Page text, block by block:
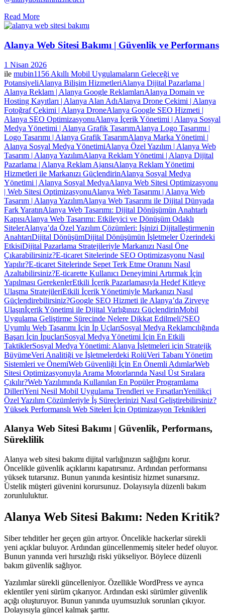
Read More
Alanya Web Sitesi Bakımı | Güvenlik ve Performans
1 Nisan 2026
ile mubin1156 Akıllı Mobil Uygulamaların Geleceği ve
PotansiyeliAlanya Bilişim HizmetleriAlanya Dijital Pazarlama |
Alanya Reklam | Alanya Google ReklamlarıAlanya Domain ve
Hosting Kayıtları | Alanya Alan AdıAlanya Drone Çekimi | Alanya
Fotoğraf Çekimi | Alanya DroneAlanya Google SEO Hizmeti |
Alanya SEO OptimizasyonuAlanya İçerik Yönetimi | Alanya Sosyal
Medya Yönetimi | Alanya Grafik TasarımAlanya Logo Tasarımı |
Logo Tasarımı | Alanya Grafik TasarımAlanya Marka Yönetimi |
Alanya Sosyal Medya YönetimiAlanya Özel Yazılım | Alanya Web
Tasarım | Alanya YazılımAlanya Reklam Yönetimi | Alanya Dijital
Pazarlama | Alanya Reklam AjansıAlanya Reklam Yönetimi
Hizmetleri ile Markanızı GüçlendirinAlanya Sosyal Medya
Yönetimi | Alanya Sosyal MedyaAlanya Web Sitesi Optimizasyonu
| Web Sitesi OptimizasyonuAlanya Web Tasarımı | Alanya Web
Tasarım | Alanya YazılımAlanya Web Tasarımı ile Dijital Dünyada
Fark YaratınAlanya Web Tasarımı: Dijital Dönüşümün Anahtarlı
KapısıAlanya Web Tasarımı: Etkileyici ve Dönüşüm Odaklı
SitelerAlanya’da Özel Yazılım Çözümleri: İşinizi Dijitalleştirmenin
AnahtarıDijital DönüşümDijital Dönüşümün İşletmeler Üzerindeki
EtkisiDijital Pazarlama Stratejileriyle Markanızı Nasıl Öne
Çıkarabilirsiniz?E-ticaret Sitelerinde SEO Optimizasyonu Nasıl
Yapılır?E-ticaret Sitelerinde Sepet Terk Etme Oranını Nasıl
Azaltabilirsiniz?E-ticarette Kullanıcı Deneyimini Artırmak İçin
Yapılması GerekenlerEtkili İçerik Pazarlamasıyla Hedef Kitleye
Ulaşma StratejileriEtkili İçerik Yönetimiyle Markanızı Nasıl
Güçlendirebilirsiniz?Google SEO Hizmeti ile Alanya’da Zirveye
Ulaşınİçerik Yönetimi ile Dijital Varlığınızı GüçlendirinMobil
Uygulama Geliştirme Sürecinde Nelere Dikkat Edilmeli?SEO
Uyumlu Web Tasarımı İçin İp UçlarıSosyal Medya Reklamcılığında
Başarı İçin İpuçlarıSosyal Medya Yönetimi İçin En Etkili
TaktiklerSosyal Medya Yönetimi: Alanya İşletmeleri için Stratejik
BüyümeVeri Analitiği ve İşletmelerdeki RolüVeri Tabanı Yönetim
Sistemleri ve ÖnemiWeb Güvenliği İçin En Önemli AdımlarWeb
Sitesi Optimizasyonuyla Arama Motorlarında Nasıl Üst Sıralara
Çıkılır?Web Yazılımında Kullanılan En Popüler Programlama
DilleriYeni Nesil Mobil Uygulama Trendleri ve FırsatlarıYenilikçi
Özel Yazılım Çözümleriyle İş Süreçlerinizi Nasıl Geliştirebilirsiniz?
Yüksek Performanslı Web Siteleri İçin Optimizasyon Teknikleri
Alanya Web Sitesi Bakımı | Güvenlik, Performans,
Süreklilik
Alanya web sitesi bakımı dijital varlığınızın sağlığını korur.
Öncelikle güvenlik açıklarını kapatırsınız. Ardından performansı
yüksek tutarsınız. Bunun yanında kesintisiz hizmet sunarsınız.
Üstelik müşteri güvenini korursunuz. Dolayısıyla düzenli bakım
zorunluluktur.
Alanya Web Sitesi Bakımı: Neden Kritik?
Siber tehditler her geçen gün artıyor. Öncelikle hackerlar sürekli
yeni açıklar buluyor. Ardından güncellenmemiş siteler hedef oluyor.
Bunun yanında veri hırsızlığı riski yükseliyor. Böylece düzenli
bakım güvenlik sağlıyor.
Yazılımlar sürekli güncelleniyor. Özellikle WordPress ve ayrıca
eklentiler yeni sürüm çıkarıyor. Ardından eski sürümler güvenlik
açığı oluşturuyor. Bunun yanında uyumsuzluk sorunları çıkıyor.
Dolayısıyla güncel kalmak şarttır.